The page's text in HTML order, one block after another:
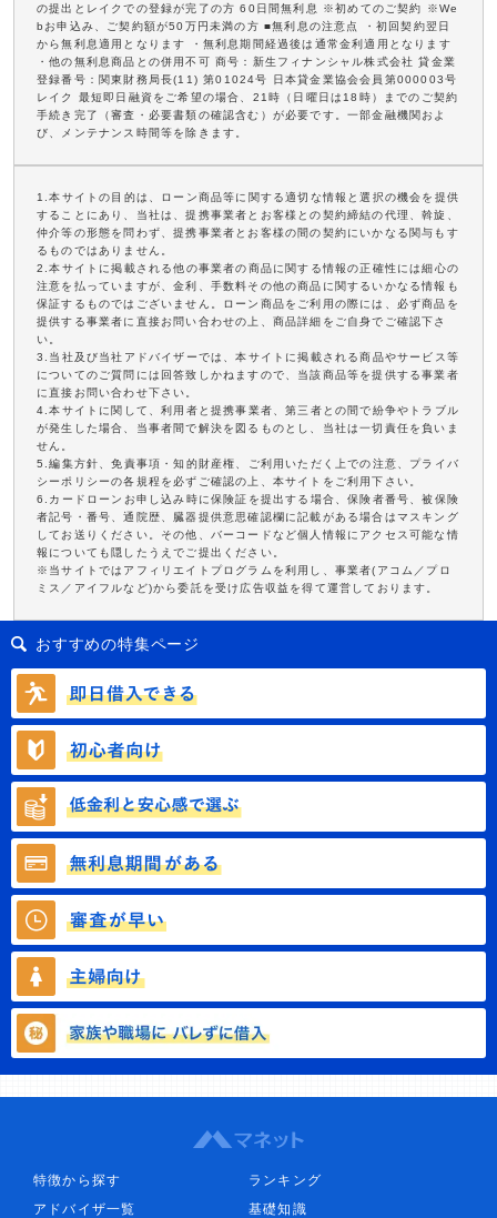
の提出とレイクでの登録が完了の方 60日間無利息 ※初めてのご契約 ※We
bお申込み、ご契約額が50万円未満の方 ■無利息の注意点 ・初回契約翌日
から無利息適用となります ・無利息期間経過後は通常金利適用となります
・他の無利息商品との併用不可 商号：新生フィナンシャル株式会社 貸金業
登録番号：関東財務局長(11) 第01024号 日本貸金業協会会員第000003号
レイク 最短即日融資をご希望の場合、21時（日曜日は18時）までのご契約
手続き完了（審査・必要書類の確認含む）が必要です。一部金融機関およ
び、メンテナンス時間等を除きます。
1.本サイトの目的は、ローン商品等に関する適切な情報と選択の機会を提供
することにあり、当社は、提携事業者とお客様との契約締結の代理、斡旋、
仲介等の形態を問わず、提携事業者とお客様の間の契約にいかなる関与もす
るものではありません。
2.本サイトに掲載される他の事業者の商品に関する情報の正確性には細心の
注意を払っていますが、金利、手数料その他の商品に関するいかなる情報も
保証するものではございません。ローン商品をご利用の際には、必ず商品を
提供する事業者に直接お問い合わせの上、商品詳細をご自身でご確認下さ
い。
3.当社及び当社アドバイザーでは、本サイトに掲載される商品やサービス等
についてのご質問には回答致しかねますので、当該商品等を提供する事業者
に直接お問い合わせ下さい。
4.本サイトに関して、利用者と提携事業者、第三者との間で紛争やトラブル
が発生した場合、当事者間で解決を図るものとし、当社は一切責任を負いま
せん。
5.編集方針、免責事項・知的財産権、ご利用いただく上での注意、プライバ
シーポリシーの各規程を必ずご確認の上、本サイトをご利用下さい。
6.カードローンお申し込み時に保険証を提出する場合、保険者番号、被保険
者記号・番号、通院歴、臓器提供意思確認欄に記載がある場合はマスキング
してお送りください。その他、バーコードなど個人情報にアクセス可能な情
報についても隠したうえでご提出ください。
※当サイトではアフィリエイトプログラムを利用し、事業者(アコム／プロ
ミス／アイフルなど)から委託を受け広告収益を得て運営しております。
おすすめの特集ページ
特徴から探す
ランキング
アドバイザ一覧
基礎知識